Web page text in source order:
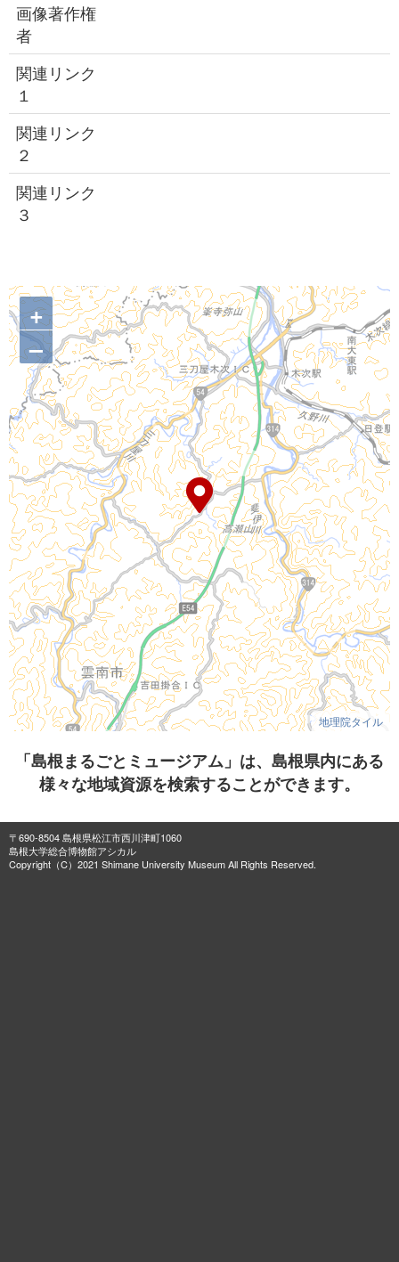
画像著作権
者
関連リンク
１
関連リンク
２
関連リンク
３
+
–
地理院タイル
「島根まるごとミュージアム」は、島根県内にある
様々な地域資源を検索することができます。
〒690-8504 島根県松江市西川津町1060
島根大学総合博物館アシカル
Copyright（C）2021 Shimane University Museum All Rights Reserved.